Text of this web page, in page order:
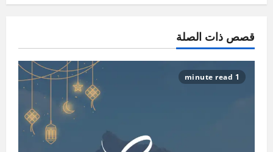
قصص ذات الصلة
1 minute read